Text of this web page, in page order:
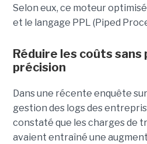
Selon eux, ce moteur
et le langage PPL (Piped
Réduire les coûts sans
précision
Dans une récente enquête
gestion des logs des
constaté que les charges de
avaient entraîné une